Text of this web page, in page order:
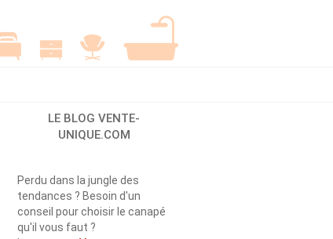
LE BLOG VENTE-
UNIQUE.COM
Perdu dans la jungle des
tendances ? Besoin d'un
conseil pour choisir le canapé
qu'il vous faut ?